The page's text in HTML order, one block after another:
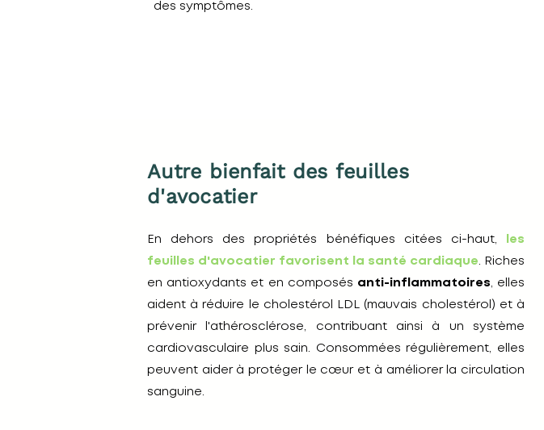
des symptômes.
Autre bienfait des feuilles
d'avocatier
En dehors des propriétés bénéfiques citées ci-haut, les
feuilles d'avocatier favorisent la santé cardiaque. Riches
en antioxydants et en composés anti-inflammatoires, elles
aident à réduire le cholestérol LDL (mauvais cholestérol) et à
prévenir l'athérosclérose, contribuant ainsi à un système
cardiovasculaire plus sain. Consommées régulièrement, elles
peuvent aider à protéger le cœur et à améliorer la circulation
sanguine.